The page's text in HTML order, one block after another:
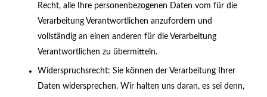
Recht, alle Ihre personenbezogenen Daten vom für die
Verarbeitung Verantwortlichen anzufordern und
vollständig an einen anderen für die Verarbeitung
Verantwortlichen zu übermitteln.
Widerspruchsrecht: Sie können der Verarbeitung Ihrer
Daten widersprechen. Wir halten uns daran, es sei denn,